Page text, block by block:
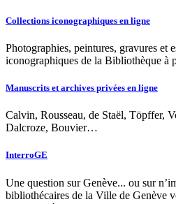
Collections iconographiques en ligne
Photographies, peintures, gravures et
iconographiques de la Bibliothèque à
Manuscrits et archives privées en ligne
Calvin, Rousseau, de Staël, Töpffer,
Dalcroze, Bouvier…
InterroGE
Une question sur Genève... ou sur
bibliothécaires de la Ville de Genève